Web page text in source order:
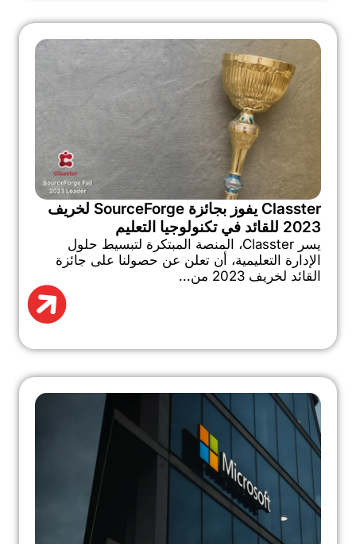
Classter يفوز بجائزة SourceForge لخريف
2023 للقائد في تكنولوجيا التعليم
يسر Classter، المنصة المبتكرة لتبسيط حلول
الإدارة التعليمية، أن تعلن عن حصولنا على جائزة
القائد لخريف 2023 من...